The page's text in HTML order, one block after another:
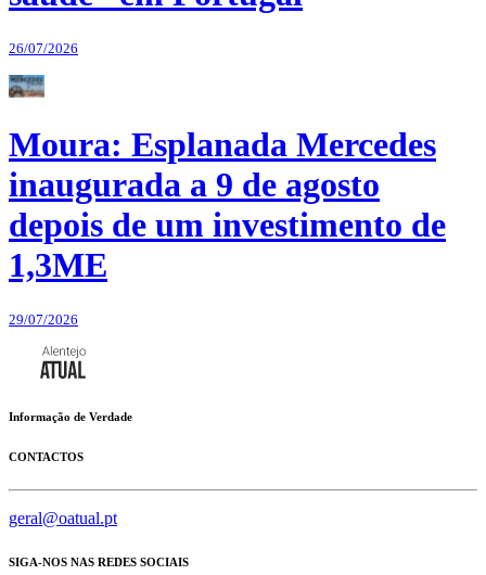
26/07/2026
Moura: Esplanada Mercedes
inaugurada a 9 de agosto
depois de um investimento de
1,3ME
29/07/2026
Informação de Verdade
CONTACTOS
geral@oatual.pt
SIGA-NOS NAS REDES SOCIAIS